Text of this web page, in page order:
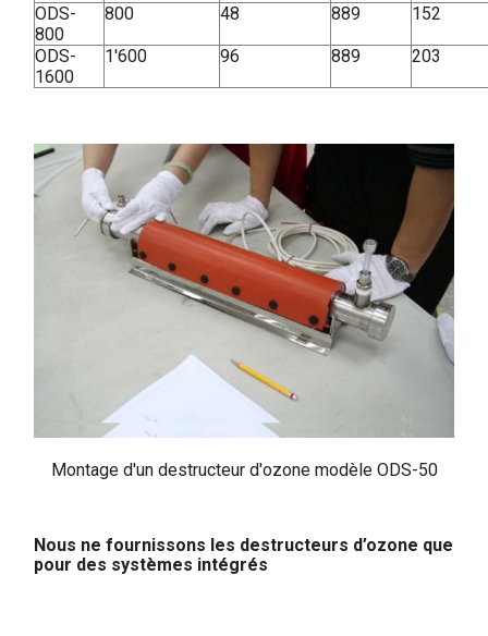
ODS-
800
800 48 889 152
ODS-
1600
1'600 96 889 203
Montage d'un destructeur d'ozone modèle ODS-50
Nous ne fournissons les destructeurs d’ozone que
pour des systèmes intégrés